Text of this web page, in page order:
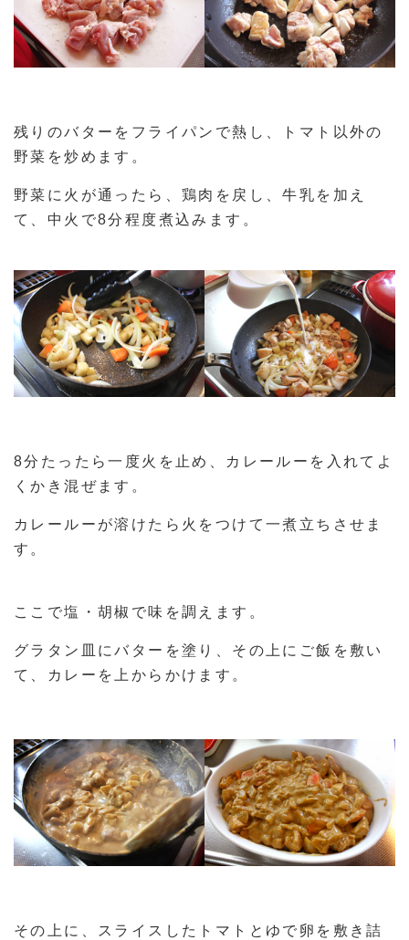
残りのバターをフライパンで熱し、トマト以外の
野菜を炒めます。
野菜に火が通ったら、鶏肉を戻し、牛乳を加え
て、中火で8分程度煮込みます。
8分たったら一度火を止め、カレールーを入れてよ
くかき混ぜます。
カレールーが溶けたら火をつけて一煮立ちさせま
す。
ここで塩・胡椒で味を調えます。
グラタン皿にバターを塗り、その上にご飯を敷い
て、カレーを上からかけます。
その上に、スライスしたトマトとゆで卵を敷き詰